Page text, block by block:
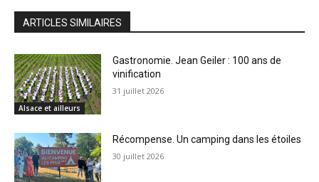
ARTICLES SIMILAIRES
Alsace et ailleurs
Gastronomie. Jean Geiler : 100 ans de
vinification
31 juillet 2026
Récompense. Un camping dans les étoiles
30 juillet 2026